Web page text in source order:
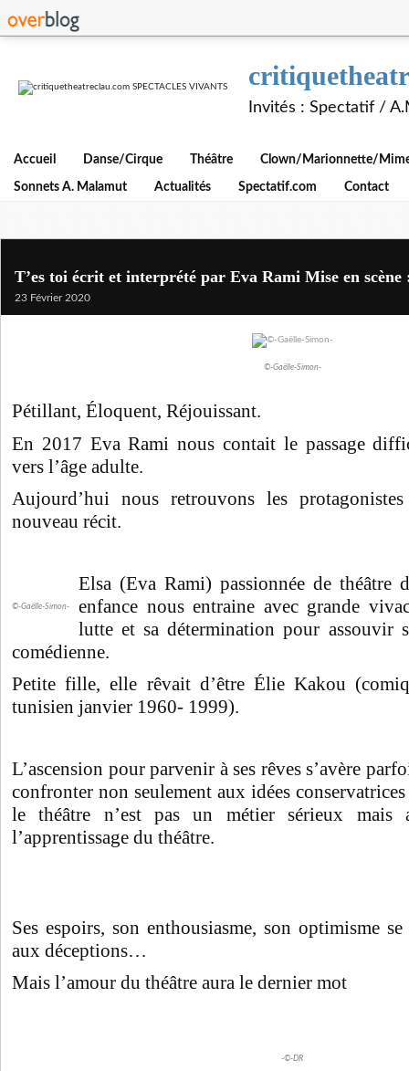
Invités : Spectatif /
Accueil Danse/Cirque Théâtre Clown/Marionnette/
Sonnets A. Malamut Actualités Spectatif.com Contact
T’es toi écrit et interprété par Eva Rami Mise en
23 Février 2020
©-Gaëlle-Simon-
Pétillant, Éloquent, Réjouissant.
En 2017 Eva Rami nous contait le passage
vers l’âge adulte.
Aujourd’hui nous retrouvons les
nouveau récit.
©-Gaëlle-Simon-
Elsa (Eva Rami) passionnée de théâtre
enfance nous entraine avec grande
lutte et sa détermination pour assouvir
comédienne.
Petite fille, elle rêvait d’êtreÉlie Kakou
tunisien janvier 1960- 1999).
L’ascension pour parvenir à ses rêves s’avère
confronter non seulement aux idées
le théâtre n’est pas un métier sérieux mais
l’apprentissage du théâtre.
Ses espoirs, son enthousiasme, son optimisme
aux déceptions…
Mais l’amour du théâtre aura le dernier mot
-©-DR